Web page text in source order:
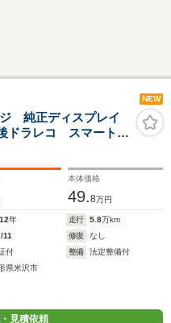
NEW
純正ディスプレイ
ラレコ スマートキ
ワステ パワーウイ
ンチシート ABS
本体価格
49.8万円
年 走行 5.8万km
11 修復
なし
付 整備
法定整備付
県米沢市
見積依頼